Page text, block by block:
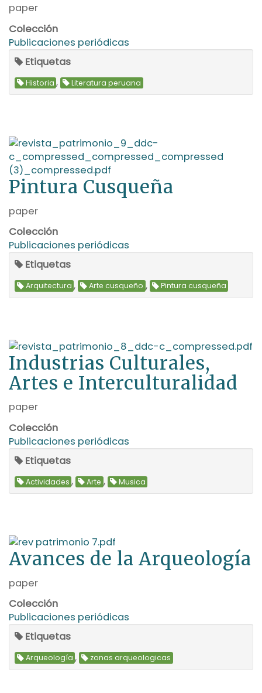
paper
Colección
Publicaciones periódicas
Etiquetas
Historia , Literatura peruana
Pintura Cusqueña
paper
Colección
Publicaciones periódicas
Etiquetas
Arquitectura , Arte cusqueño , Pintura cusqueña
Industrias Culturales,
Artes e Interculturalidad
paper
Colección
Publicaciones periódicas
Etiquetas
Actividades , Arte , Musica
Avances de la Arqueología
paper
Colección
Publicaciones periódicas
Etiquetas
Arqueología , zonas arqueologicas